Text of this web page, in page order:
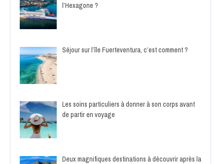
l’Hexagone ?
Séjour sur l’île Fuerteventura, c’est comment ?
Les soins particuliers à donner à son corps avant
de partir en voyage
Deux magnifiques destinations à découvrir après la